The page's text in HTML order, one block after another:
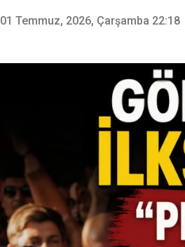
01 Temmuz, 2026, Çarşamba 22:18